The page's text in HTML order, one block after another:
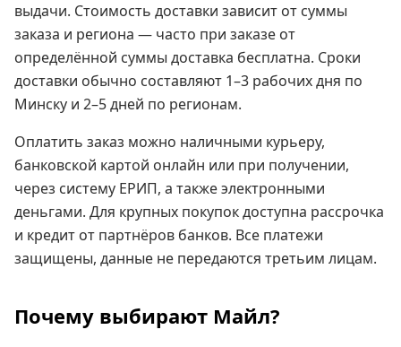
выдачи. Стоимость доставки зависит от суммы
заказа и региона — часто при заказе от
определённой суммы доставка бесплатна. Сроки
доставки обычно составляют 1–3 рабочих дня по
Минску и 2–5 дней по регионам.
Оплатить заказ можно наличными курьеру,
банковской картой онлайн или при получении,
через систему ЕРИП, а также электронными
деньгами. Для крупных покупок доступна рассрочка
и кредит от партнёров банков. Все платежи
защищены, данные не передаются третьим лицам.
Почему выбирают Майл?